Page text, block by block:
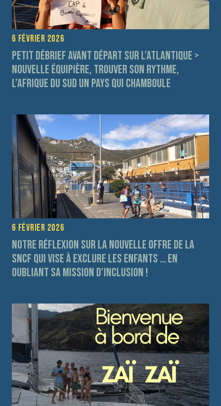
6 février 2026
Petit débrief avant départ sur l’Atlantique >
Nouvelle équipière, trouver son rythme,
l’Afrique du Sud un pays qui chamboule
6 février 2026
Notre réflexion sur la nouvelle offre de la
SNCF qui vise à exclure les enfants … en
oubliant sa mission d’inclusion !